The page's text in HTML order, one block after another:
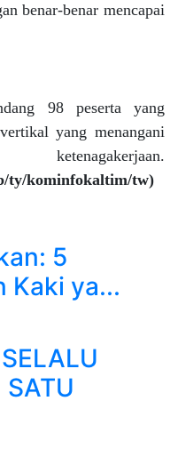
benar-benar mencapai
98 peserta yang
yang menangani
ty/kominfokaltim/tw)
5
Kaki ya...